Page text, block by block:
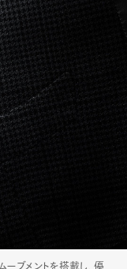
ーブメントを搭載し、優